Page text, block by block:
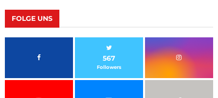
FOLGE UNS
567
Followers